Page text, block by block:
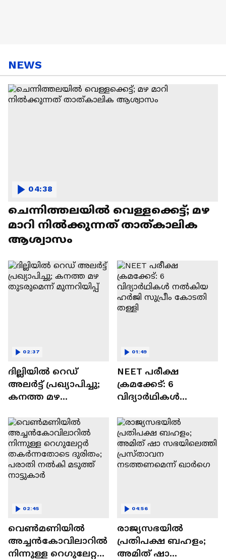
NEWS
ചെന്നിത്തലയിൽ വെള്ളക്കെട്ട്; മഴ
മാറി നിൽക്കുന്നത് താത്കാലിക
ആശ്വാസം
04:38
ദില്ലിയിൽ റെഡ്
അലർട്ട് പ്രഖ്യാപിച്ചു;
കനത്ത മഴ
മുന്നറിയിപ്പ്
02:37
NEET പരീക്ഷ
ക്രമക്കേട്: 6
വിദ്യാർഥികൾ
സുപ്രീം കോടതി
തള്ളി
01:49
വെൺമണിയിൽ
അച്ചൻകോവിലാറിൽ
നിന്നുള്ള റെഗുലേറ്റർ
02:45
രാജ്യസഭയിൽ
പ്രതിപക്ഷ ബഹളം;
അമിത് ഷാ
04:56